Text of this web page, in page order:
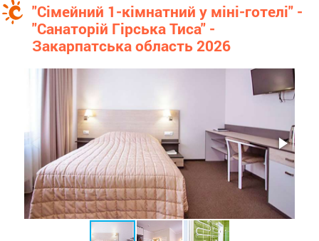
"Сімейний 1-кімнатний у міні-готелі" -
"Санаторій Гірська Тиса" -
Закарпатська область 2026